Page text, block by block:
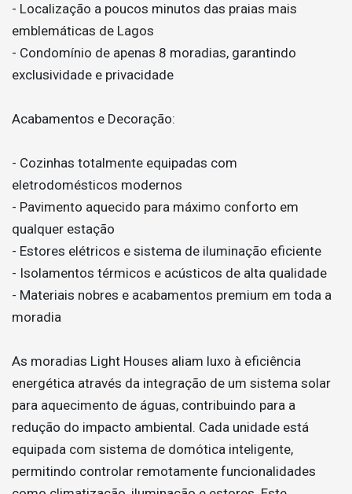
- Localização a poucos minutos das praias mais
emblemáticas de Lagos
- Condomínio de apenas 8 moradias, garantindo
exclusividade e privacidade
Acabamentos e Decoração:
- Cozinhas totalmente equipadas com
eletrodomésticos modernos
- Pavimento aquecido para máximo conforto em
qualquer estação
- Estores elétricos e sistema de iluminação eficiente
- Isolamentos térmicos e acústicos de alta qualidade
- Materiais nobres e acabamentos premium em toda a
moradia
As moradias Light Houses aliam luxo à eficiência
energética através da integração de um sistema solar
para aquecimento de águas, contribuindo para a
redução do impacto ambiental. Cada unidade está
equipada com sistema de domótica inteligente,
permitindo controlar remotamente funcionalidades